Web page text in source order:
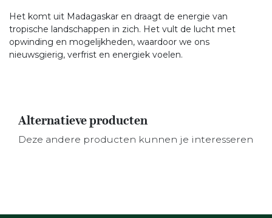
Het komt uit Madagaskar en draagt de energie van
tropische landschappen in zich. Het vult de lucht met
opwinding en mogelijkheden, waardoor we ons
nieuwsgierig, verfrist en energiek voelen.
Alternatieve producten
Deze andere producten kunnen je interesseren